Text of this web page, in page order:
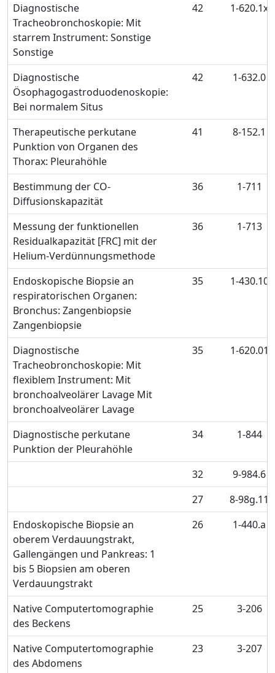
Diagnostische
Tracheobronchoskopie: Mit
starrem Instrument: Sonstige
Sonstige
42 1-620.1x
Diagnostische
Ösophagogastroduodenoskopie:
Bei normalem Situs
42 1-632.0
Therapeutische perkutane
Punktion von Organen des
Thorax: Pleurahöhle
41 8-152.1
Bestimmung der CO-
Diffusionskapazität
36 1-711
Messung der funktionellen
Residualkapazität [FRC] mit der
Helium-Verdünnungsmethode
36 1-713
Endoskopische Biopsie an
respiratorischen Organen:
Bronchus: Zangenbiopsie
Zangenbiopsie
35 1-430.10
Diagnostische
Tracheobronchoskopie: Mit
flexiblem Instrument: Mit
bronchoalveolärer Lavage Mit
bronchoalveolärer Lavage
35 1-620.01
Diagnostische perkutane
Punktion der Pleurahöhle
34 1-844
32
9-984.6
27
8-98g.11
Endoskopische Biopsie an
oberem Verdauungstrakt,
Gallengängen und Pankreas: 1
bis 5 Biopsien am oberen
Verdauungstrakt
26 1-440.a
Native Computertomographie
des Beckens
25 3-206
Native Computertomographie
des Abdomens
23 3-207